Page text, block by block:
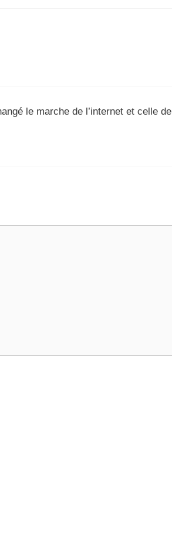
le marche de l’internet et celle de